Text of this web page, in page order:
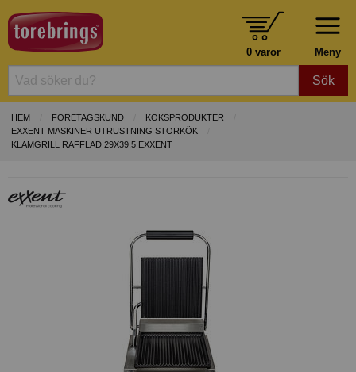
Meny
0 varor
Sök
HEM FÖRETAGSKUND
KÖKSPRODUKTER
EXXENT MASKINER UTRUSTNING STORKÖK
KLÄMGRILL RÄFFLAD 29X39,5 EXXENT